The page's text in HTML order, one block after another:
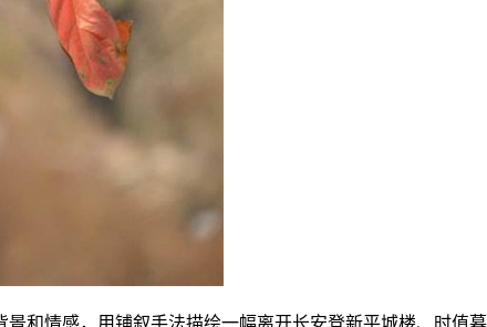
景和情感，用铺叙手法描绘一幅离开长安登新平城楼、时值